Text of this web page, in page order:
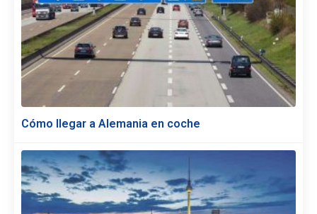
Cómo llegar a Alemania en coche